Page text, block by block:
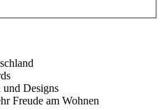
Designs
Freude am Wohnen